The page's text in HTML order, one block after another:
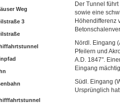
Weg
3
Der Tunnel
sowie eine
Höhendifferenz
Nördl. Eingang
Pfeilern und
A.D. 1847".
Eingang
Südl. Eingang
Ursprünglich